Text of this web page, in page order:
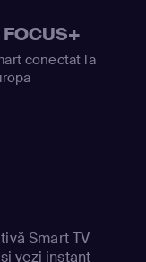
conectat la
Smart TV
vezi instant